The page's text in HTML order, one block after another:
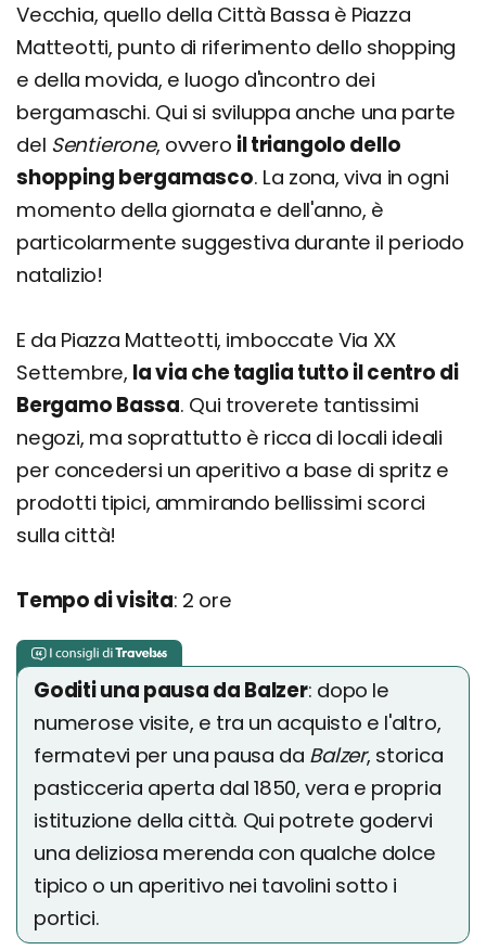
Vecchia, quello della Città Bassa è Piazza
Matteotti, punto di riferimento dello shopping
e della movida, e luogo d'incontro dei
bergamaschi. Qui si sviluppa anche una parte
del Sentierone, ovvero il triangolo dello
shopping bergamasco. La zona, viva in ogni
momento della giornata e dell'anno, è
particolarmente suggestiva durante il periodo
natalizio!
E da Piazza Matteotti, imboccate Via XX
Settembre, la via che taglia tutto il centro di
Bergamo Bassa. Qui troverete tantissimi
negozi, ma soprattutto è ricca di locali ideali
per concedersi un aperitivo a base di spritz e
prodotti tipici, ammirando bellissimi scorci
sulla città!
Tempo di visita: 2 ore
Goditi una pausa da Balzer: dopo le
numerose visite, e tra un acquisto e l'altro,
fermatevi per una pausa da Balzer, storica
pasticceria aperta dal 1850, vera e propria
istituzione della città. Qui potrete godervi
una deliziosa merenda con qualche dolce
tipico o un aperitivo nei tavolini sotto i
portici.